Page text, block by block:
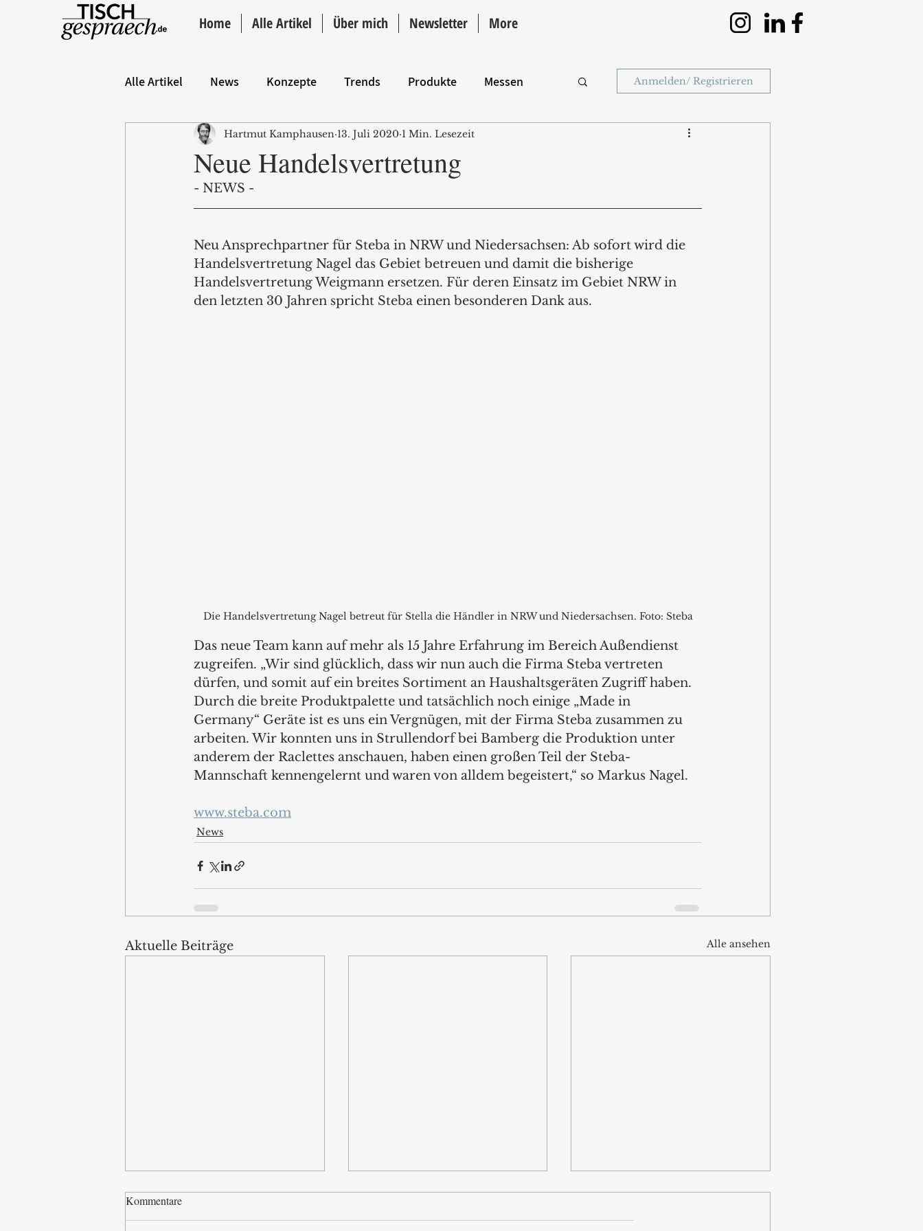
Home Alle Artikel Über mich Newsletter More
Alle Artikel News Konzepte Trends Produkte Messen
Hintergrund ANZEIGE Intro
Anmelden/ Registrieren
Neue Handelsvertretung
Hartmut Kamphausen 13. Juli 2020 1 Min. Lesezeit
- NEWS -
Neu Ansprechpartner für Steba in NRW und Niedersachsen: Ab sofort wird die
Handelsvertretung Nagel das Gebiet betreuen und damit die bisherige
Handelsvertretung Weigmann ersetzen. Für deren Einsatz im Gebiet NRW in
den letzten 30 Jahren spricht Steba einen besonderen Dank aus.
Die Handelsvertretung Nagel betreut für Stella die Händler in NRW und Niedersachsen. Foto: Steba
Das neue Team kann auf mehr als 15 Jahre Erfahrung im Bereich Außendienst
zugreifen. „Wir sind glücklich, dass wir nun auch die Firma Steba vertreten
dürfen, und somit auf ein breites Sortiment an Haushaltsgeräten Zugriff haben.
Durch die breite Produktpalette und tatsächlich noch einige „Made in
Germany“ Geräte ist es uns ein Vergnügen, mit der Firma Steba zusammen zu
arbeiten. Wir konnten uns in Strullendorf bei Bamberg die Produktion unter
anderem der Raclettes anschauen, haben einen großen Teil der Steba-
Mannschaft kennengelernt und waren von alldem begeistert,“ so Markus Nagel.
www.steba.com
News
Aktuelle Beiträge Alle ansehen
Kommentare